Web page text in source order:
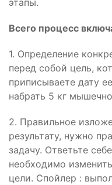
этапы.
Всего процесс
1. Определение
перед собой цель,
приписываете дату
набрать 5 кг
2. Правильное
результату, нужно
задачу. Ответьте
необходимо
цели. Спойлер :